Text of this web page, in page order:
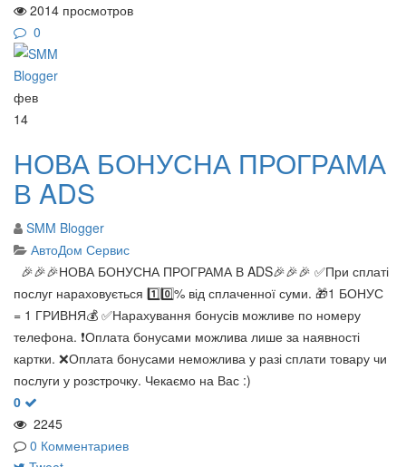
2014 просмотров
0
фев
14
НОВА БОНУСНА ПРОГРАМА
В ADS
SMM Blogger
АвтоДом Сервис
🎉🎉🎉НОВА БОНУСНА ПРОГРАМА В ADS🎉🎉🎉 ✅При сплаті
послуг нараховується 1️⃣0️⃣% від сплаченної суми. 🎁1 БОНУС
= 1 ГРИВНЯ💰 ✅Нарахування бонусів можливе по номеру
телефона. ❗️Оплата бонусами можлива лише за наявності
картки. ❌Оплата бонусами неможлива у разі сплати товару чи
послуги у розстрочку. Чекаємо на Вас :)
0
2245
0 Комментариев